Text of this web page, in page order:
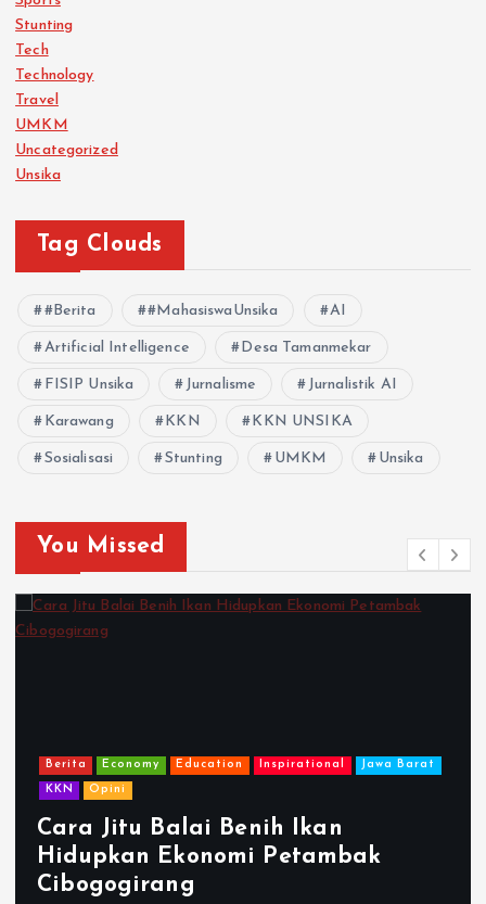
Stunting
Tech
Technology
Travel
UMKM
Uncategorized
Unsika
Tag Clouds
#Berita #MahasiswaUnsika AI
Artificial Intelligence Desa Tamanmekar
FISIP Unsika Jurnalisme Jurnalistik AI
Karawang KKN KKN UNSIKA
Sosialisasi Stunting UMKM Unsika
You Missed
Berita Economy Education Inspirational Jawa Barat
KKN Opini
Cara Jitu Balai Benih Ikan
Hidupkan Ekonomi Petambak
Cibogogirang